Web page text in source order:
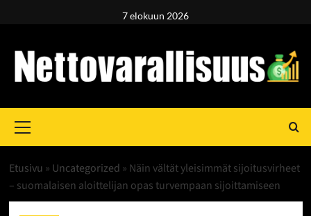
7 elokuun 2026
Menu
Etusivu » Uncategorized » Näin vältät yleisimmät sijoitusvirheet
– suomalaisen aloittelijan opas turvempaan sijoittamiseen